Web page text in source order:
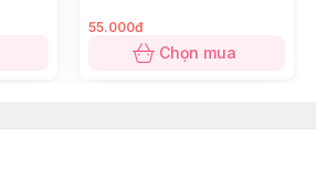
55.000đ
Chọn mua